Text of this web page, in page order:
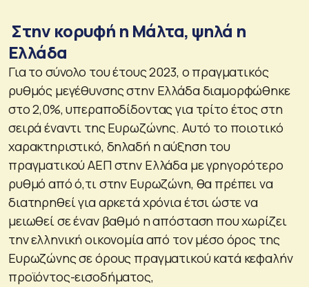
Στην κορυφή η Μάλτα, ψηλά η
Ελλάδα
Για το σύνολο του έτους 2023, ο πραγματικός
ρυθμός μεγέθυνσης στην Ελλάδα διαμορφώθηκε
στο 2,0%, υπεραποδίδοντας για τρίτο έτος στη
σειρά έναντι της Ευρωζώνης. Αυτό το ποιοτικό
χαρακτηριστικό, δηλαδή η αύξηση του
πραγματικού ΑΕΠ στην Ελλάδα με γρηγορότερο
ρυθμό από ό,τι στην Ευρωζώνη, θα πρέπει να
διατηρηθεί για αρκετά χρόνια έτσι ώστε να
μειωθεί σε έναν βαθμό η απόσταση που χωρίζει
την ελληνική οικονομία από τον μέσο όρος της
Ευρωζώνης σε όρους πραγματικού κατά κεφαλήν
προϊόντος-εισοδήματος,